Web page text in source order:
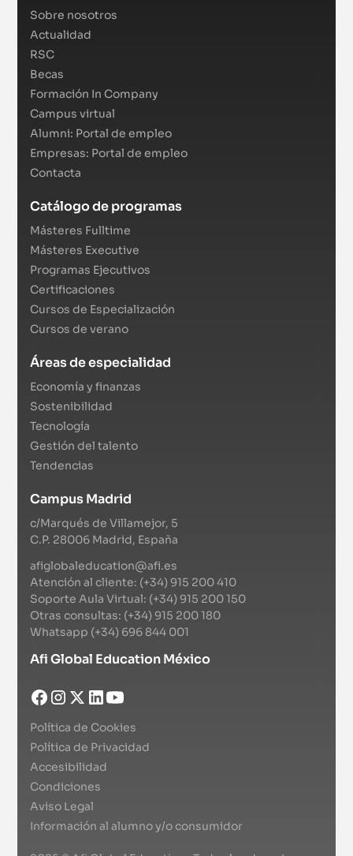
Sobre nosotros
Actualidad
RSC
Becas
Formación In Company
Campus virtual
Alumni: Portal de empleo
Empresas: Portal de empleo
Contacta
Catálogo de programas
Másteres Fulltime
Másteres Executive
Programas Ejecutivos
Certificaciones
Cursos de Especialización
Cursos de verano
Áreas de especialidad
Economía y finanzas
Sostenibilidad
Tecnología
Gestión del talento
Tendencias
Campus Madrid
c/Marqués de Villamejor, 5
C.P. 28006 Madrid, España
afiglobaleducation@afi.es
Atención al cliente: (+34) 915 200 410
Soporte Aula Virtual: (+34) 915 200 150
Otras consultas: (+34) 915 200 180
Whatsapp (+34) 696 844 001
Afi Global Education México
Política de Cookies
Política de Privacidad
Accesibilidad
Condiciones
Aviso Legal
Información al alumno y/o consumidor